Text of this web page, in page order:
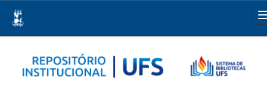
navigation